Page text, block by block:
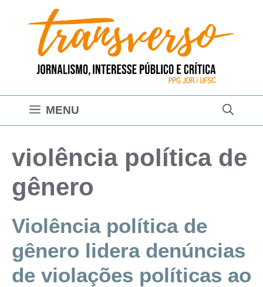
conteúdo
MENU
violência política de
gênero
Violência política de
gênero lidera denúncias
de violações políticas ao